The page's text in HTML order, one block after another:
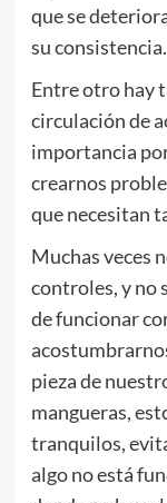
que se
su consistencia.
Entre otro hay
circulación de
importancia
crearnos
que necesitan
Muchas veces
controles, y no
de funcionar
pieza de
mangueras,
tranquilos,
algo no está